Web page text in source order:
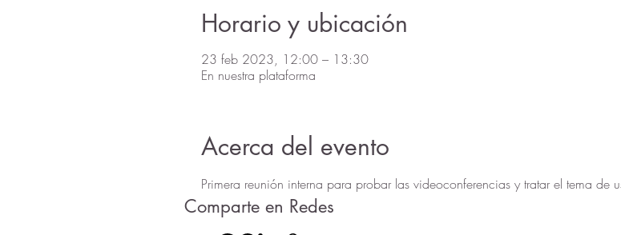
Horario y ubicación
23 feb 2023, 12:00 – 13:30
En nuestra plataforma
Acerca del evento
Primera reunión interna para probar las videoconferencias y tratar el tema de
Comparte en Redes